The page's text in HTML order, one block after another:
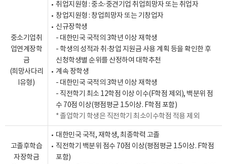
중소기업취
업연계장학
금
(희망사다리
Ⅰ유형)
취업지원형 : 중소·중견기업 취업희망자 또는 취업자
창업지원형 : 창업희망자 또는 기창업자
신규장학생
- 대한민국 국적의 3학년 이상 재학생
- 학생의 성적과 취·창업 지원금 사용 계획 등을 확인한 후
신청학생별 순위를 산정하여 대학추천
계속 장학생
- 대한민국 국적의 3학년 이상 재학생
- 직전학기 최소 12학점 이상 이수(F학점 제외), 백분위 점
수 70점 이상(평점평균 1.5이상. F학점 포함)
졸업학기 학생은 직전학기 최소이수학점 적용 제외
고졸후학습
자장학금
대한민국 국적, 재학생, 최종학력 고졸
직전학기 백분위 점수 70점 이상(평점평균 1.5이상. F학점
포함)